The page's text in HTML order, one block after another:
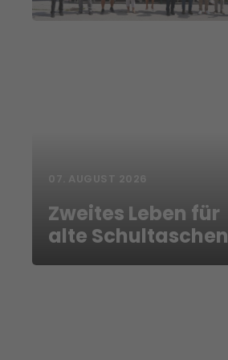
Zweites Leben für
alte Schultaschen